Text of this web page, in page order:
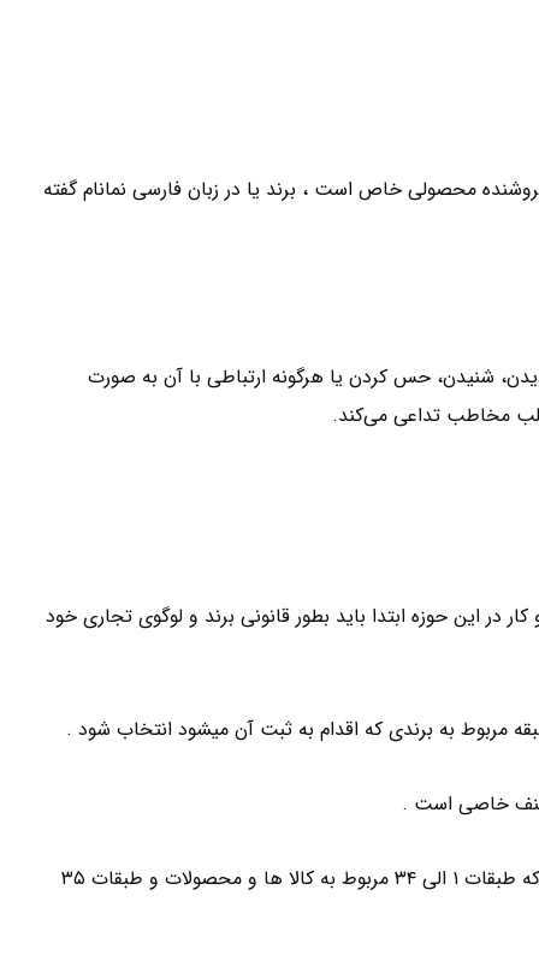
محصولی خاص است ، برند یا در زبان فارسی نمانام گفته
شنیدن، حس کردن یا هرگونه ارتباطی با آن به صورت
مخاطب تداعی می‌کند.
در این حوزه ابتدا باید بطور قانونی برند و لوگوی تجاری خود
مربوط به برندی که اقدام به ثبت آن میشود انتخاب شود .
لازم به ذکر است که طبقه بندی علامت تجاری بدین صورت است که طبقات ۱ الی ۳۴ مربوط به کالا ها و محصولات و طبقات ۳۵